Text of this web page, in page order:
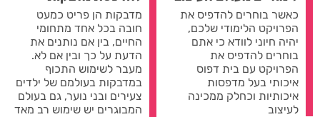
כאשר בוחרים להדפיס את
הפרויקט הלימודי שלכם,
יהיה חיוני לוודא כי אתם
בוחרים להדפיס את
הפרויקט עם בית דפוס
איכותי בעל מדפסות
איכותיות וכחלק ממכינה
לעיצוב
מדבקות הן פריט כמעט
חובה בכל אחד מתחומי
החיים, בין אם נותנים את
הדעת על כך ובין אם לא.
מעבר לשימוש התכוף
במדבקות בעולמם של ילדים
צעירים ובני נוער, גם בעולם
המבוגרים יש שימוש רב מאד